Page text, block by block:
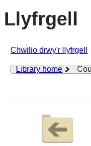
Llyfrgell
Chwilio drwy'r llyfrgell
Library home